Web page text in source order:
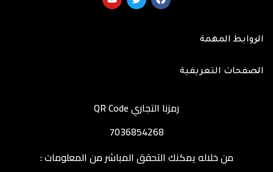
الروابط المهمة
الصفحات التعريفية
رمزنا التجاري QR Code
7036854268
من خلاله يمكنك التحقق المباشر من المعلومات :